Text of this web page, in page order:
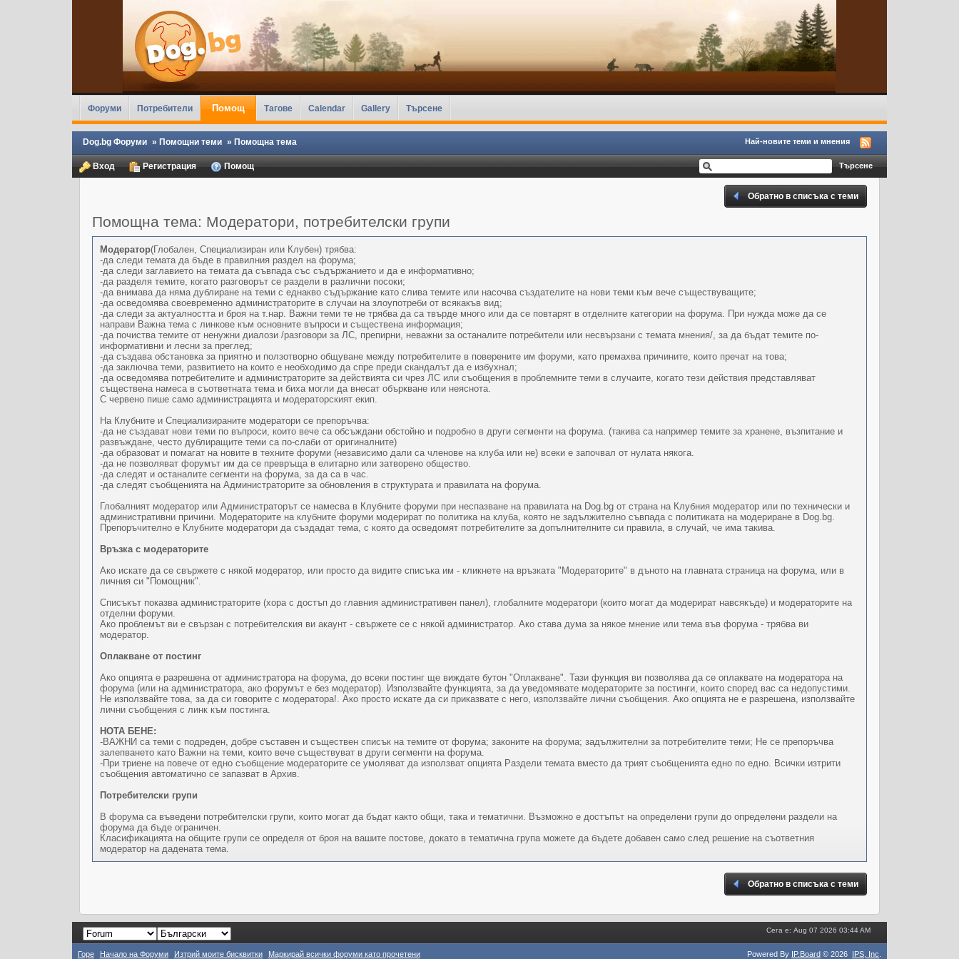
Форуми Потребители Помощ Тагове Calendar Gallery Търсене
Dog.bg Форуми » Помощни теми » Помощна тема Най-новите теми и мнения
Вход Регистрация Помощ
Обратно в списъка с теми
Помощна тема: Модератори, потребителски групи
Модератор(Глобален, Специализиран или Клубен) трябва:
-да следи темата да бъде в правилния раздел на форума;
-да следи заглавието на темата да съвпада със съдържанието и да е информативно;
-да разделя темите, когато разговорът се раздели в различни посоки;
-да внимава да няма дублиране на теми с еднакво съдържание като слива темите или насочва създателите на нови теми към вече съществуващите;
-да осведомява своевременно администраторите в случаи на злоупотреби от всякакъв вид;
-да следи за актуалността и броя на т.нар. Важни теми те не трябва да са твърде много или да се повтарят в отделните категории на форума. При нужда може да се
направи Важна тема с линкове към основните въпроси и съществена информация;
-да почиства темите от ненужни диалози /разговори за ЛС, препирни, неважни за останалите потребители или несвързани с темата мнения/, за да бъдат темите по-
информативни и лесни за преглед;
-да създава обстановка за приятно и ползотворно общуване между потребителите в поверените им форуми, като премахва причините, които пречат на това;
-да заключва теми, развитието на които е необходимо да спре преди скандалът да е избухнал;
-да осведомява потребителите и администраторите за действията си чрез ЛС или съобщения в проблемните теми в случаите, когато тези действия представляват
съществена намеса в съответната тема и биха могли да внесат объркване или неяснота.
С червено пише само администрацията и модераторският екип.
На Клубните и Специализираните модератори се препоръчва:
-да не създават нови теми по въпроси, които вече са обсъждани обстойно и подробно в други сегменти на форума. (такива са например темите за хранене, възпитание и
развъждане, често дублиращите теми са по-слаби от оригиналните)
-да образоват и помагат на новите в техните форуми (независимо дали са членове на клуба или не) всеки е започвал от нулата някога.
-да не позволяват форумът им да се превръща в елитарно или затворено общество.
-да следят и останалите сегменти на форума, за да са в час.
-да следят съобщенията на Администраторите за обновления в структурата и правилата на форума.
Глобалният модератор или Администраторът се намесва в Клубните форуми при неспазване на правилата на Dog.bg от страна на Клубния модератор или по технически и
административни причини. Модераторите на клубните форуми модерират по политика на клуба, която не задължително съвпада с политиката на модериране в Dog.bg.
Препоръчително е Клубните модератори да създадат тема, с която да осведомят потребителите за допълнителните си правила, в случай, че има такива.
Връзка с модераторите
Ако искате да се свържете с някой модератор, или просто да видите списъка им - кликнете на връзката "Модераторите" в дъното на главната страница на форума, или в
личния си "Помощник".
Списъкът показва администраторите (хора с достъп до главния административен панел), глобалните модератори (които могат да модерират навсякъде) и модераторите на
отделни форуми.
Ако проблемът ви е свързан с потребителския ви акаунт - свържете се с някой администратор. Ако става дума за някое мнение или тема във форума - трябва ви
модератор.
Оплакване от постинг
Ако опцията е разрешена от администратора на форума, до всеки постинг ще виждате бутон "Оплакване". Тази функция ви позволява да се оплаквате на модератора на
форума (или на администратора, ако форумът е без модератор). Използвайте функцията, за да уведомявате модераторите за постинги, които според вас са недопустими.
Не използвайте това, за да си говорите с модератора!. Ако просто искате да си приказвате с него, използвайте лични съобщения. Ако опцията не е разрешена, използвайте
лични съобщения с линк към постинга.
НОТА БЕНЕ:
-ВАЖНИ са теми с подреден, добре съставен и съществен списък на темите от форума; законите на форума; задължителни за потребителите теми; Не се препоръчва
залепването като Важни на теми, които вече съществуват в други сегменти на форума.
-При триене на повече от едно съобщение модераторите се умоляват да използват опцията Раздели темата вместо да трият съобщенията едно по едно. Всички изтрити
съобщения автоматично се запазват в Архив.
Потребителски групи
В форума са въведени потребителски групи, които могат да бъдат както общи, така и тематични. Възможно е достъпът на определени групи до определени раздели на
форума да бъде ограничен.
Класификацията на общите групи се определя от броя на вашите постове, докато в тематична група можете да бъдете добавен само след решение на съответния
модератор на дадената тема.
Обратно в списъка с теми
Сега е: Aug 07 2026 03:44 AM
Горе Начало на Форуми Изтрий моите бисквитки Маркирай всички форуми като прочетени Powered By IP.Board © 2026 IPS, Inc